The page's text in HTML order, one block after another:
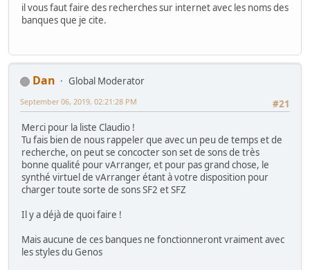
il vous faut faire des recherches sur internet avec les noms des
banques que je cite.
Dan
Global Moderator
#21
September 06, 2019, 02:21:28 PM
Merci pour la liste Claudio !
Tu fais bien de nous rappeler que avec un peu de temps et de
recherche, on peut se concocter son set de sons de très
bonne qualité pour vArranger, et pour pas grand chose, le
synthé virtuel de vArranger étant à votre disposition pour
charger toute sorte de sons SF2 et SFZ
Il y a déjà de quoi faire !
Mais aucune de ces banques ne fonctionneront vraiment avec
les styles du Genos